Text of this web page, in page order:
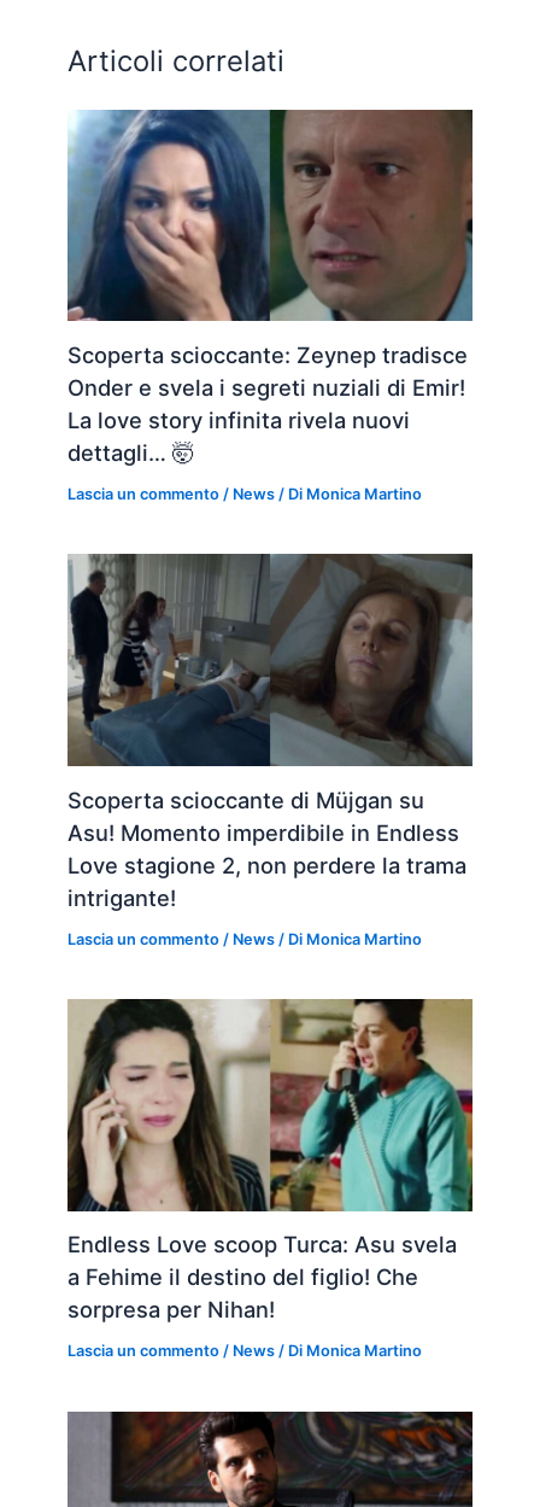
Articoli correlati
Scoperta scioccante: Zeynep tradisce
Onder e svela i segreti nuziali di Emir!
La love story infinita rivela nuovi
dettagli… 🤯
Lascia un commento / News / Di Monica Martino
Scoperta scioccante di Müjgan su
Asu! Momento imperdibile in Endless
Love stagione 2, non perdere la trama
intrigante!
Lascia un commento / News / Di Monica Martino
Endless Love scoop Turca: Asu svela
a Fehime il destino del figlio! Che
sorpresa per Nihan!
Lascia un commento / News / Di Monica Martino